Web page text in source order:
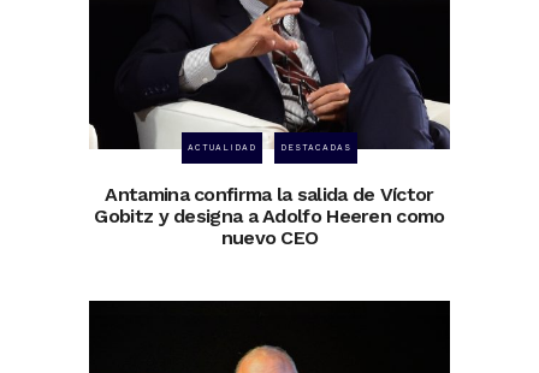
ACTUALIDAD DESTACADAS
Antamina confirma la salida de Víctor
Gobitz y designa a Adolfo Heeren como
nuevo CEO